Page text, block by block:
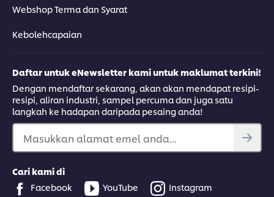
Webshop Terma dan Syarat
Kebolehcapaian
Daftar untuk eNewsletter kami untuk maklumat terkini!
Dengan mendaftar sekarang, akan akan mendapat resipi-
resipi, aliran industri, sampel percuma dan juga satu
langkah ke hadapan daripada pesaing anda!
Masukkan alamat emel anda...
Cari kami di
Facebook
YouTube Instagram